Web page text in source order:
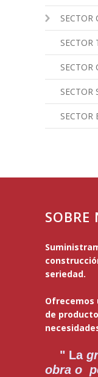
SECTOR
SECTOR
SECTOR
SECTOR
SECTOR
SOBRE
seriedad.
Ofrecemos
de
" La
obra o